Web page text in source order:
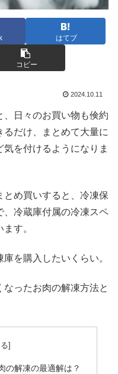
はてブ
コピー
2024.10.11
日々のお買い物も倹約
だけ、まとめて大量に
を付けるようになりま
とめ買いすると、冷凍保
、冷蔵庫付属の冷凍スペ
す。
を購入したいくらい。
ったお肉の解凍方法と
の解凍の最適解は？